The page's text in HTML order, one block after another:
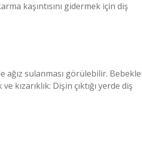
kaşıntısını gidermek için diş
ağız sulanması görülebilir.
kızarıklık: Dişin çıktığı yerde diş